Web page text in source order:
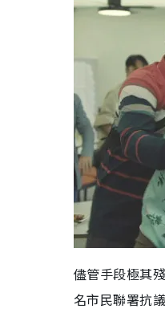
儘管手段極其
名市民聯署抗